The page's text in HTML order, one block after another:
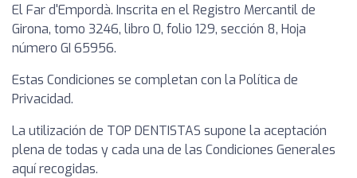
El Far d'Empordà. Inscrita en el Registro Mercantil de
Girona, tomo 3246, libro 0, folio 129, sección 8, Hoja
número GI 65956.
Estas Condiciones se completan con la Política de
Privacidad.
La utilización de TOP DENTISTAS supone la aceptación
plena de todas y cada una de las Condiciones Generales
aquí recogidas.